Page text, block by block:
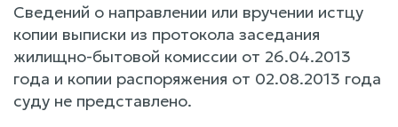
Сведений о направлении или вручении истцу
копии выписки из протокола заседания
жилищно-бытовой комиссии от 26.04.2013
года и копии распоряжения от 02.08.2013 года
суду не представлено.